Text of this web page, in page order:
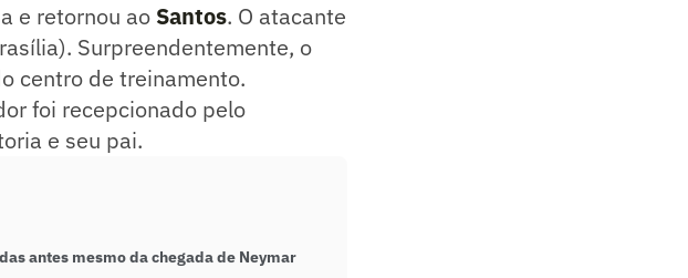
e retornou ao Santos. O atacante
Surpreendentemente, o
centro de treinamento.
foi recepcionado pelo
e seu pai.
antes mesmo da chegada de Neymar